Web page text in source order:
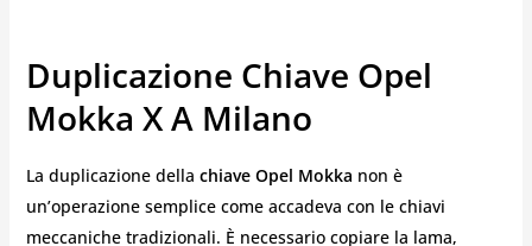
Duplicazione Chiave Opel
Mokka X A Milano
La duplicazione della chiave Opel Mokka non è
un’operazione semplice come accadeva con le chiavi
meccaniche tradizionali. È necessario copiare la lama,